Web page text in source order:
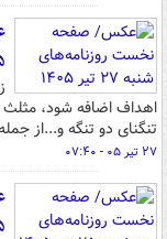
اهداف اضافه شود،
تنگنای دو تنگه و...از جمله
۲۷ تیر ۰۵ - ۰۷:۴۰